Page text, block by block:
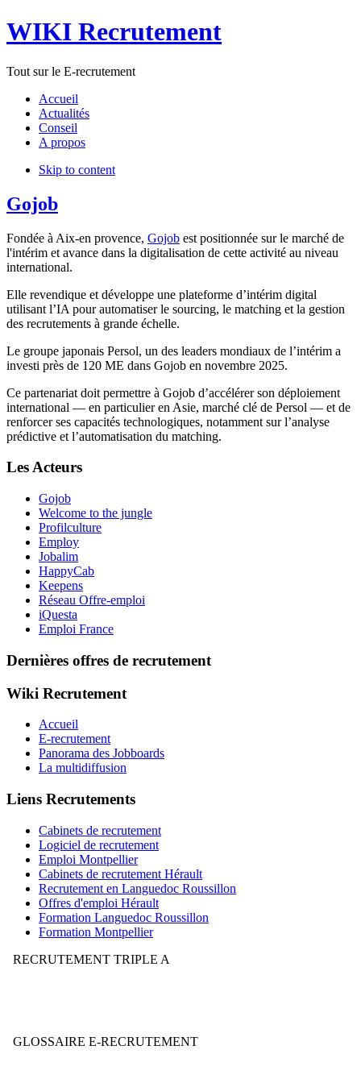
WIKI Recrutement
Tout sur le E-recrutement
Accueil
Actualités
Conseil
A propos
Skip to content
Gojob
Fondée à Aix-en provence, Gojob est positionnée sur le marché de
l'intérim et avance dans la digitalisation de cette activité au niveau
international.
Elle revendique et développe une plateforme d’intérim digital
utilisant l’IA pour automatiser le sourcing, le matching et la gestion
des recrutements à grande échelle.
Le groupe japonais Persol, un des leaders mondiaux de l’intérim a
investi près de 120 ME dans Gojob en novembre 2025.
Ce partenariat doit permettre à Gojob d’accélérer son déploiement
international — en particulier en Asie, marché clé de Persol — et de
renforcer ses capacités technologiques, notamment sur l’analyse
prédictive et l’automatisation du matching.
Les Acteurs
Gojob
Welcome to the jungle
Profilculture
Employ
Jobalim
HappyCab
Keepens
Réseau Offre-emploi
iQuesta
Emploi France
Dernières offres de recrutement
Wiki Recrutement
Accueil
E-recrutement
Panorama des Jobboards
La multidiffusion
Liens Recrutements
Cabinets de recrutement
Logiciel de recrutement
Emploi Montpellier
Cabinets de recrutement Hérault
Recrutement en Languedoc Roussillon
Offres d'emploi Hérault
Formation Languedoc Roussillon
Formation Montpellier
RECRUTEMENT TRIPLE A
GLOSSAIRE E-RECRUTEMENT